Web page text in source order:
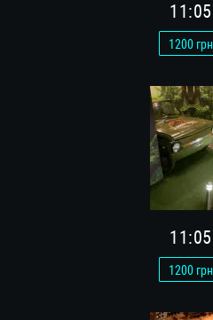
11:05
1200 грн
11:05
1200 грн